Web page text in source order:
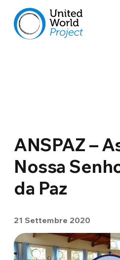
ANSPAZ –
Nossa
da Paz
21 Settembre 2020